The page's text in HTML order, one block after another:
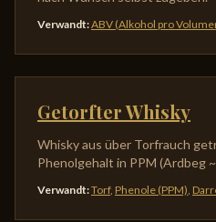
Verwandt:ABV (Alkohol pro
Getorfter Whisky
Whisky aus über Torfrauch
Phenolgehalt in PPM (Ardbeg
Verwandt:Torf, Phenole (PPM),